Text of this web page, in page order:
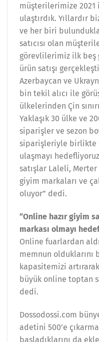
müşterilerimize
ulaştırdık. Yıllardır
ve her biri
satıcısı olan
görevlilerimiz ilk beş
ürün satışı
Azerbaycan ve
bin tekil alıcı ile
ülkelerinden Çin
Yaklaşık 30 ülke ve
siparişler ve sezon
siparişleriyle birlikte
ulaşmayı
satışlar Laleli, Merter
giyim markaları ve
oluyor” dedi.
”Online hazır giyim
markası olmayı
Online fuarlardan
memnun olduklarını
kapasitemizi
büyük online toptan
dedi.
Dossodossi.com
adetini 500’e
başladıklarını da